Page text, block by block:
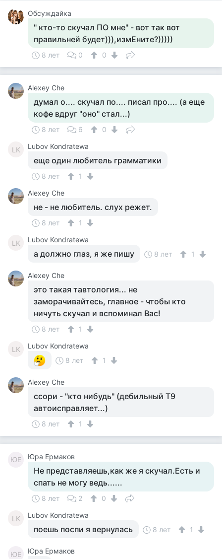
Обсуждайка
" кто-то скучал ПО мне" - вот так вот
правильней будет))),измЕните?)))))
8 лет 0 0
Alexey Che
думал о.... скучал по.... писал про.... (а еще
кофе вдруг "оно" стал...)
8 лет 6 0
LK Lubov Kondratewa
еще один любитель грамматики
8 лет
1
Alexey Che
не - не любитель. слух режет.
8 лет 1
LK Lubov Kondratewa
а должно глаз, я же пишу 8 лет 1
Alexey Che
это такая тавтология... не
заморачивайтесь, главное - чтобы кто
ничуть скучал и вспоминал Вас!
8 лет 1
LK
Lubov Kondratewa
8 лет
1
Alexey Che
ссори - "кто нибудь" (дебильный Т9
автоисправляет...)
8 лет 1
ЮЕ Юра Ермаков
Не представляешь,как же я скучал.Есть и
спать не могу ведь......
8 лет 2 0
LK Lubov Kondratewa
поешь поспи я вернулась 8 лет 1
ЮЕ Юра Ермаков